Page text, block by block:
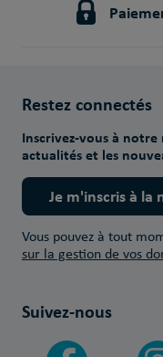
Restez connectés
Inscrivez-vous à
actualités et les
Je m'inscris à la
Vous pouvez à tout
sur la gestion de vos
Suivez-nous